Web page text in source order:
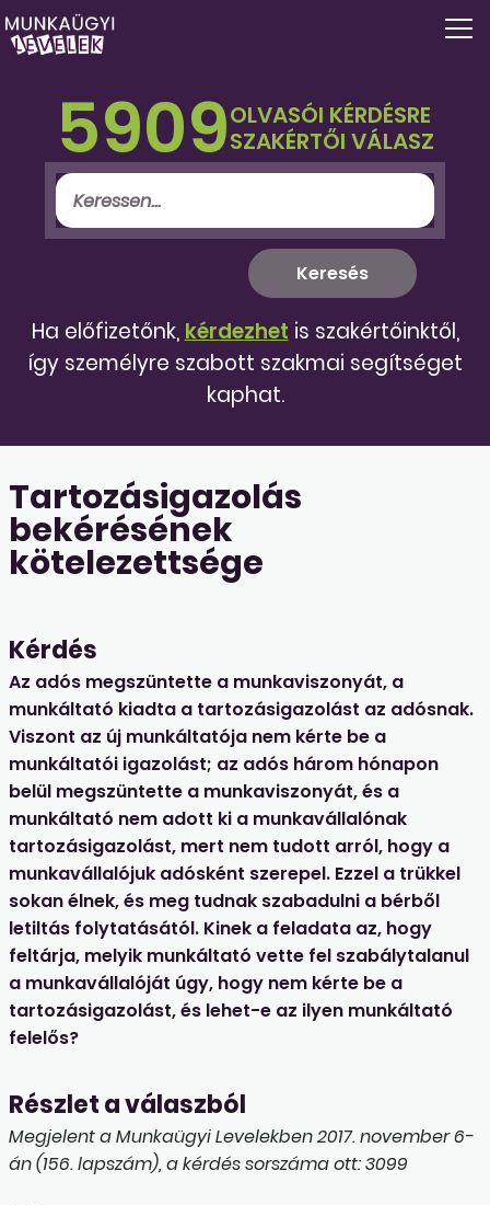
5909OLVASÓI KÉRDÉSRE
SZAKÉRTŐI VÁLASZ
Ha előfizetőnk, kérdezhet is szakértőinktől,
így személyre szabott szakmai segítséget
kaphat.
Tartozásigazolás
bekérésének
kötelezettsége
Kérdés
Az adós megszüntette a munkaviszonyát, a
munkáltató kiadta a tartozásigazolást az adósnak.
Viszont az új munkáltatója nem kérte be a
munkáltatói igazolást; az adós három hónapon
belül megszüntette a munkaviszonyát, és a
munkáltató nem adott ki a munkavállalónak
tartozásigazolást, mert nem tudott arról, hogy a
munkavállalójuk adósként szerepel. Ezzel a trükkel
sokan élnek, és meg tudnak szabadulni a bérből
letiltás folytatásától. Kinek a feladata az, hogy
feltárja, melyik munkáltató vette fel szabálytalanul
a munkavállalóját úgy, hogy nem kérte be a
tartozásigazolást, és lehet-e az ilyen munkáltató
felelős?
Részlet a válaszból
Megjelent a Munkaügyi Levelekben 2017. november 6-
án (156. lapszám), a kérdés sorszáma ott: 3099